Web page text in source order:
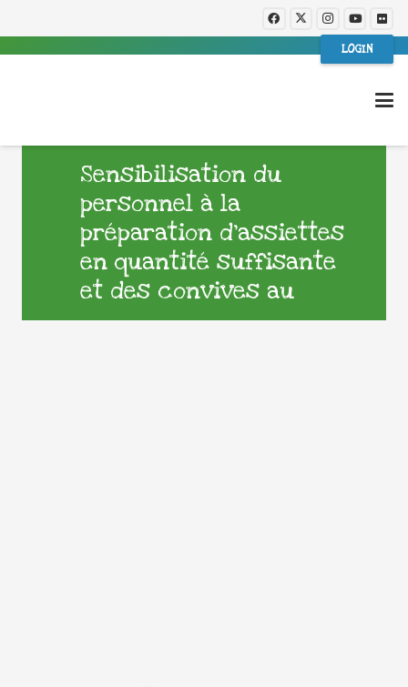
LOGIN
Sensibilisation du
personnel à la
préparation d’assiettes
en quantité suffisante
et des convives au